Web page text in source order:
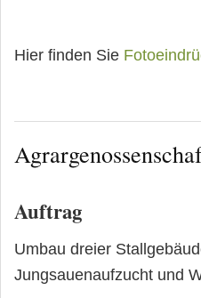
Hier finden Sie
Auftrag
Umbau dreier
Jungsauenaufzucht und